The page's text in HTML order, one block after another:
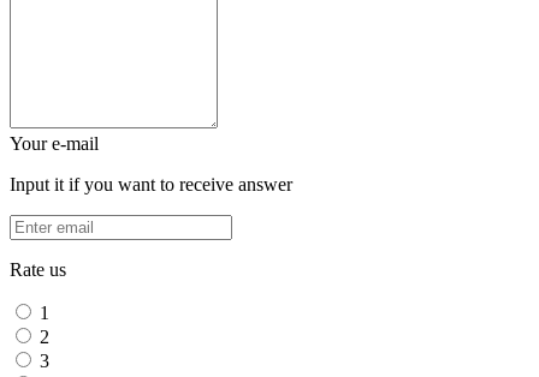
Your e-mail
Input it if you want to receive answer
Rate us
1
2
3